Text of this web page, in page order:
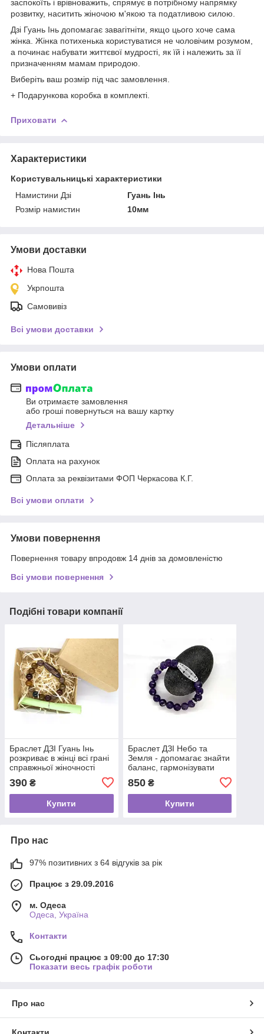
заспокоїть і врівноважить, спрямує в потрібному напрямку
розвитку, наситить жіночою м'якою та податливою силою.
Дзі Гуань Інь допомагає завагітніти, якщо цього хоче сама
жінка. Жінка потихенька користуватися не чоловічим розумом,
а починає набувати життєвої мудрості, як їй і належить за її
призначенням мамам природою.
Виберіть ваш розмір під час замовлення.
+ Подарункова коробка в комплекті.
Приховати
Характеристики
Користувальницькі характеристики
Намистини Дзі
Гуань Інь
Розмір намистин
10мм
Умови доставки
Нова Пошта
Укрпошта
Самовивіз
Всі умови доставки
Умови оплати
Ви отримаєте замовлення
або гроші повернуться на вашу картку
Детальніше
Післяплата
Оплата на рахунок
Оплата за реквізитами ФОП Черкасова К.Г.
Всі умови оплати
Умови повернення
Повернення товару впродовж 14 днів за домовленістю
Всі умови повернення
Подібні товари компанії
Браслет ДЗІ Гуань Інь
розкриває в жінці всі грані
справжньої жіночності
390 ₴
Купити
Браслет ДЗІ Небо та
Земля - ​​допомагає знайти
баланс, гармонізувати
бізнес та життя, аметист
850₴
Купити
Про нас
97% позитивних з 64 відгуків за рік
Працює з 29.09.2016
м. Одеса
Одеса, Україна
Контакти
Сьогодні працює з 09:00 до 17:30
Показати весь графік роботи
Про нас